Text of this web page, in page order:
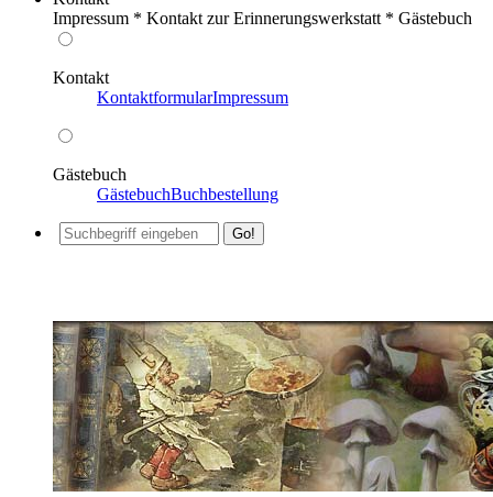
Impressum * Kontakt zur Erinnerungswerkstatt * Gästebuch
Kontakt
KontaktformularImpressum
Gästebuch
GästebuchBuchbestellung